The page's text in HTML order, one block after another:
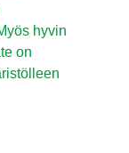
hyvin
on